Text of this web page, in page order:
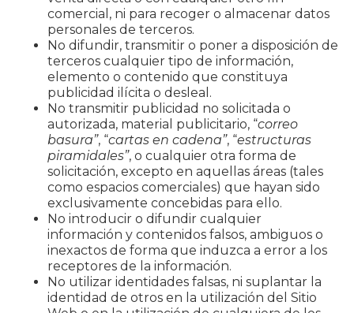
comercial, ni para recoger o almacenar datos
personales de terceros.
No difundir, transmitir o poner a disposición de
terceros cualquier tipo de información,
elemento o contenido que constituya
publicidad ilícita o desleal.
No transmitir publicidad no solicitada o
autorizada, material publicitario, “correo
basura”, “cartas en cadena”, “estructuras
piramidales”, o cualquier otra forma de
solicitación, excepto en aquellas áreas (tales
como espacios comerciales) que hayan sido
exclusivamente concebidas para ello.
No introducir o difundir cualquier
información y contenidos falsos, ambiguos o
inexactos de forma que induzca a error a los
receptores de la información.
No utilizar identidades falsas, ni suplantar la
identidad de otros en la utilización del Sitio